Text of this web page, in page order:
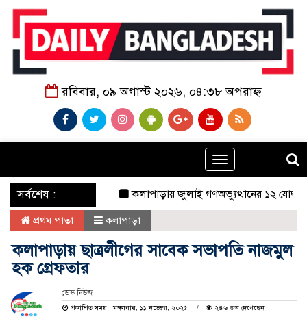
রবিবার, ০৯ অগাস্ট ২০২৬, ০৪:৩৮ অপরাহ্ন
Toggle
navigation
‌ সর্বশেষ : কলাপাড়ায় জুলাই গণঅভ্যুত্থানের ১২ যোদ্ধাকে
প্রথম পাতা কলাপাড়া
কলাপাড়ায় ছাত্রলীগের সাবেক সভাপতি নাজমুল
হক গ্রেফতার
ডেস্ক নিউজ
প্রকাশিত সময় : মঙ্গলবার, ১১ নভেম্বর, ২০২৫
২৪৬ জন দেখেছেন